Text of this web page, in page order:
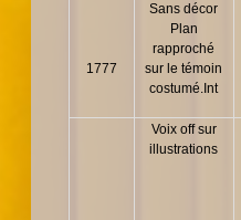
1777
Sans décor
Plan
rapproché
sur le témoin
costumé.Int
Voix off sur
illustrations